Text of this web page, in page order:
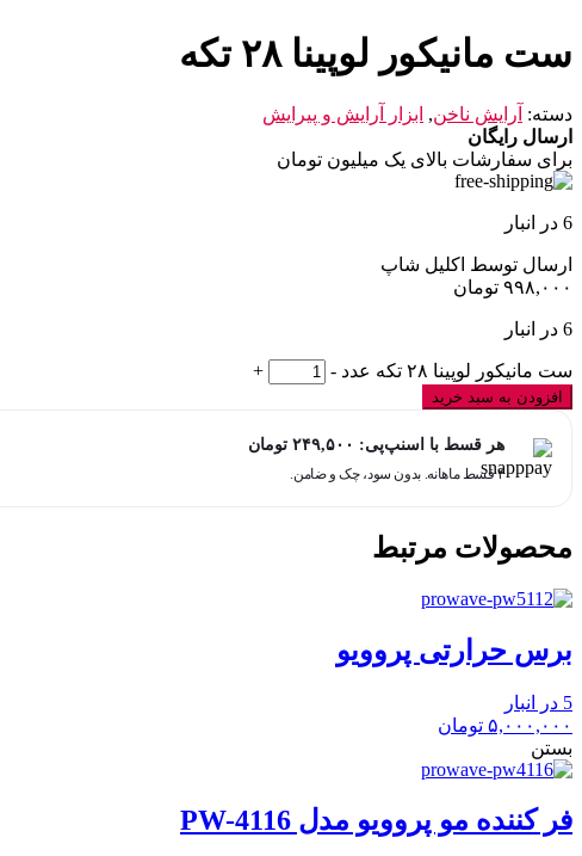
ست مانیکور لوپینا ۲۸ تکه
دسته: آرایش ناخن, ابزار آرایش و پیرایش
ارسال رایگان
برای سفارشات بالای یک میلیون تومان
6 در انبار
ارسال توسط اکلیل شاپ
۹۹۸,۰۰۰ تومان
6 در انبار
ست مانیکور لوپینا ۲۸ تکه عدد -
+
افزودن به سبد خرید
هر قسط با اسنپ‌پی: ۲۴۹,۵۰۰ تومان
۴ قسط ماهانه. بدون سود، چک و ضامن.
محصولات مرتبط
برس حرارتی پروویو
5 در انبار
۵,۰۰۰,۰۰۰ تومان
بستن
فر کننده مو پروویو مدل PW-4116